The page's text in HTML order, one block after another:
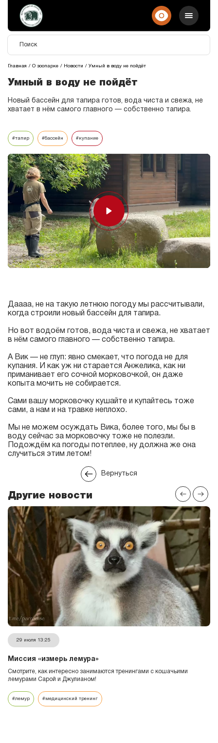
Главная О зоопарке Новости Умный в воду не пойдёт
Умный в воду не пойдёт
Новый бассейн для тапира готов, вода чиста и свежа, не
хватает в нём самого главного — собственно тапира.
#тапир #бассейн #купание
Play
Даааа, не на такую летнюю погоду мы рассчитывали,
когда строили новый бассейн для тапира.
Но вот водоём готов, вода чиста и свежа, не хватает
в нём самого главного — собственно тапира.
А Вик — не глуп: явно смекает, что погода не для
купания. И как уж ни старается Анжелика, как ни
приманивает его сочной морковочкой, он даже
копыта мочить не собирается.
Сами вашу морковочку кушайте и купайтесь тоже
сами, а нам и на травке неплохо.
Мы не можем осуждать Вика, более того, мы бы в
воду сейчас за морковочку тоже не полезли.
Подождём ка погоды потеплее, ну должна же она
случиться этим летом!
Вернуться
Другие новости
29 июля 13:25
Миссия «измерь лемура»
Смотрите, как интересно занимаются тренингами с кошачьими
лемурами Сарой и Джулианом!
#лемур #медицинский тренинг